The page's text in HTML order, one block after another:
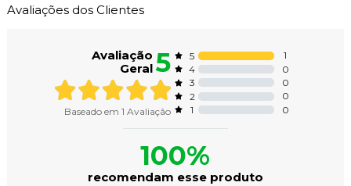
Avaliações dos Clientes
Avaliação
Geral5
Baseado em 1 Avaliação
5
1
4
0
3
0
2
0
1
0
100%
recomendam esse produto